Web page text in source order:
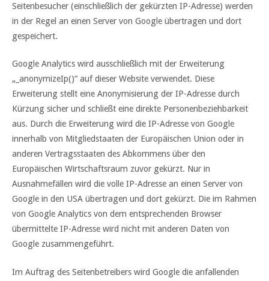
Seitenbesucher (einschließlich der gekürzten IP-Adresse) werden
in der Regel an einen Server von Google übertragen und dort
gespeichert.
Google Analytics wird ausschließlich mit der Erweiterung
„_anonymizeIp()“ auf dieser Website verwendet. Diese
Erweiterung stellt eine Anonymisierung der IP-Adresse durch
Kürzung sicher und schließt eine direkte Personenbeziehbarkeit
aus. Durch die Erweiterung wird die IP-Adresse von Google
innerhalb von Mitgliedstaaten der Europäischen Union oder in
anderen Vertragsstaaten des Abkommens über den
Europäischen Wirtschaftsraum zuvor gekürzt. Nur in
Ausnahmefällen wird die volle IP-Adresse an einen Server von
Google in den USA übertragen und dort gekürzt. Die im Rahmen
von Google Analytics von dem entsprechenden Browser
übermittelte IP-Adresse wird nicht mit anderen Daten von
Google zusammengeführt.
Im Auftrag des Seitenbetreibers wird Google die anfallenden